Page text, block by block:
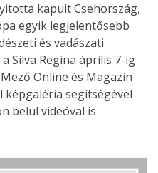
kapuit Csehország,
egyik legjelentősebb
és vadászati
Silva Regina április 7-ig
Online és Magazin
segítségével
belül videóval is